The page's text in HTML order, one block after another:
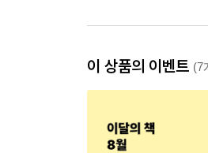
이 상품의 이벤트 (7